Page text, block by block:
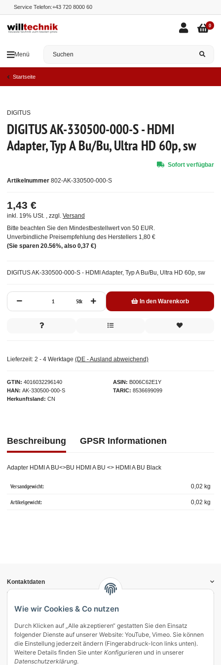
Wie wir Cookies & Co nutzen
Durch Klicken auf „Alle akzeptieren“ gestatten Sie den Einsatz
folgender Dienste auf unserer Website: YouTube, Vimeo. Sie können
die Einstellung jederzeit ändern (Fingerabdruck-Icon links unten).
Weitere Details finden Sie unter Konfigurieren und in unserer
Datenschutzerklärung.
Service Telefon:+43 720 8000 60
Menü
0
Startseite
DIGITUS AK-330500-000-S - HDMI
Adapter, Typ A Bu/Bu, Ultra HD 60p, sw
Artikelnummer 802-AK-330500-000-S
GTIN 4016032296140
HAN AK-330500-000-S
Herkunftsland
CN
ASIN
B006C62E1Y
TARIC
8536699099
DIGITUS
DIGITUS AK-330500-000-S - HDMI Adapter, Typ A Bu/Bu, Ultra HD 60p, sw
1,43 €
inkl. 19% USt. , zzgl. Versand
Bitte beachten Sie den Mindestbestellwert von 50 EUR.
Unverbindliche Preisempfehlung des Herstellers 1,80 €
(Sie sparen 20.56%, also 0,37 €)
Stk In den Warenkorb
Sofort verfügbar
Lieferzeit: 2 - 4 Werktage (DE - Ausland abweichend)
Beschreibung GPSR Informationen
Adapter HDMI A BU<>BU HDMI A BU <> HDMI A BU Black
Versandgewicht: 0,02 kg
Artikelgewicht: 0,02 kg
Kontaktdaten
Informationen
Gesetzliche Informationen
Vertrag widerrufen
Zahlung & Versand
Mein Kundenkonto